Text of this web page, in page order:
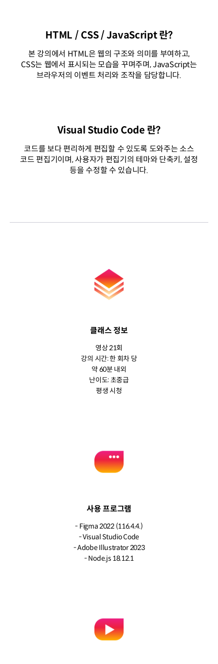
HTML / CSS / JavaScript 란?
본 강의에서 HTML은 웹의 구조와 의미를 부여하고,
CSS는 웹에서 표시되는 모습을 꾸며주며, JavaScript는
브라우저의 이벤트 처리와 조작을 담당합니다.
Visual Studio Code 란?
코드를 보다 편리하게 편집할 수 있도록 도와주는 소스
코드 편집기이며, 사용자가 편집기의 테마와 단축키, 설정
등을 수정할 수 있습니다.
클래스 정보
영상 21회
강의 시간: 한 회차 당
약 60분 내외
난이도: 초중급
평생 시청
사용 프로그램
- Figma 2022 (116.4.4.)
- Visual Studio Code
- Adobe Illustrator 2023
- Node.js 18.12.1